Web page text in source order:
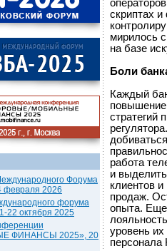
Форума
февраля 2026
форума
22 октября 2025
ФИНАНСЫ 2025», 20
скриптах
мирилось
на базе
Боли
Каждый
повышение
стратегий
работа
и
клиентов
продаж.
опыта. Еще
уровень их
персонала